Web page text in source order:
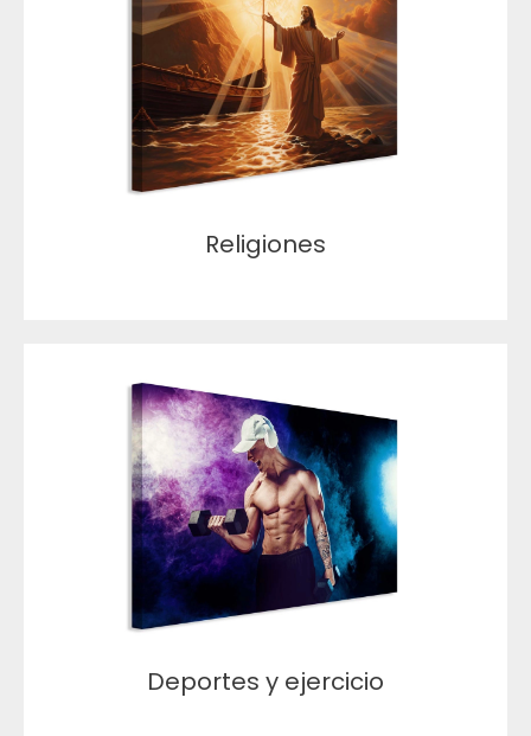
Religiones
Deportes y ejercicio